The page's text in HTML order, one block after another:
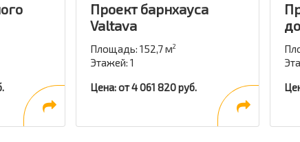
Проект барнхауса
Valtava
Площадь: 152,7 м2
Этажей: 1
Цена: от 4 061 820 руб.